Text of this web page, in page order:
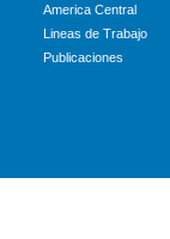
America Central
Lineas de Trabajo
Publicaciones